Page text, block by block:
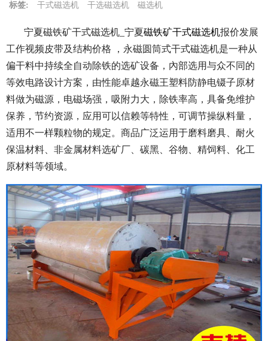
标签: 干式磁选机 干选磁选机 磁选机
宁夏磁铁矿干式磁选机_宁夏磁铁矿干式磁选机报价发展
工作视频皮带及结构价格 ，永磁圆筒式干式磁选机是一种从
偏干料中持续全自动除铁的选矿设备，內部选用与众不同的
等效电路设计方案，由性能卓越永磁王塑料防静电镊子原材
料做为磁源，电磁场强，吸附力大，除铁率高，具备免维护
保养，节约资源，应用可以信赖等特性，可调节操纵料量，
适用不一样颗粒物的规定。商品广泛运用于磨料磨具、耐火
保温材料、非金属材料选矿厂、碳黑、谷物、精饲料、化工
原材料等领域。